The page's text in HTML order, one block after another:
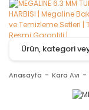
Anasayfa Kara Avı